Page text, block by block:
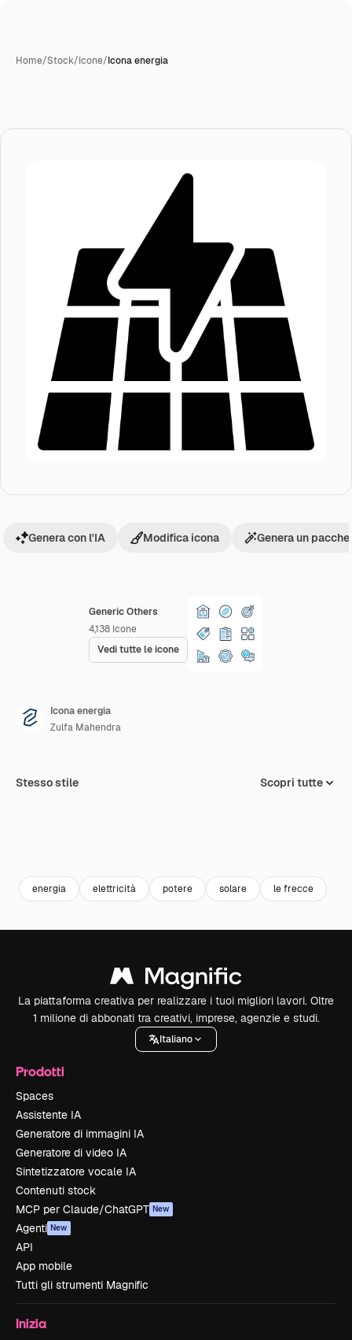
Home/Stock/Icone/Icona energia
Generic Others
4,138 Icone
Vedi tutte le icone
Genera con l'IA Modifica icona Genera un
Icona energia
Zulfa Mahendra
Stesso stile Scopri tutte
energia elettricità potere solare le frecce
La piattaforma creativa per realizzare i tuoi migliori lavori. Oltre
1 milione di abbonati tra creativi, imprese, agenzie e studi.
Italiano
Prodotti
Spaces
Assistente IA
Generatore di immagini IA
Generatore di video IA
Sintetizzatore vocale IA
Contenuti stock
MCP per Claude/ChatGPT New
Agenti New
API
App mobile
Tutti gli strumenti Magnific
Inizia